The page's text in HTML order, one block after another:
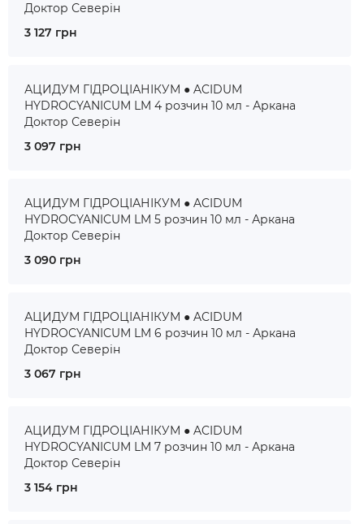
Доктор Северін
3 127 грн
АЦИДУМ ГІДРОЦІАНІКУМ ● ACIDUM
HYDROCYANICUM LM 4 розчин 10 мл - Аркана
Доктор Северін
3 097 грн
АЦИДУМ ГІДРОЦІАНІКУМ ● ACIDUM
HYDROCYANICUM LM 5 розчин 10 мл - Аркана
Доктор Северін
3 090 грн
АЦИДУМ ГІДРОЦІАНІКУМ ● ACIDUM
HYDROCYANICUM LM 6 розчин 10 мл - Аркана
Доктор Северін
3 067 грн
АЦИДУМ ГІДРОЦІАНІКУМ ● ACIDUM
HYDROCYANICUM LM 7 розчин 10 мл - Аркана
Доктор Северін
3 154 грн